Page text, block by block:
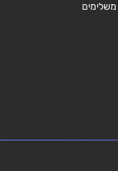
משלימים